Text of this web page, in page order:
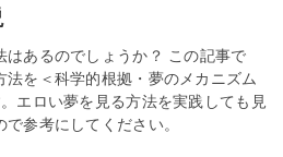
はあるのでしょうか？ この記事で
を＜科学的根拠・夢のメカニズム
エロい夢を見る方法を実践しても見
参考にしてください。